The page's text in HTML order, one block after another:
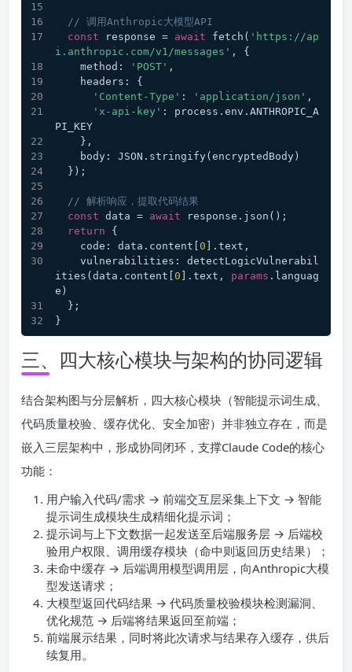
// 调用Anthropic大模型API
const response = await fetch( 'https://ap
i.anthropic.com/v1/messages' , {
    method:
'POST' ,
    headers: {
'Content-Type' : 'application/json' ,
'x-api-key' : process.env.ANTHROPIC_A
PI_KEY
    },
    body: JSON.stringify(encryptedBody)
  });
// 解析响应，提取代码结果
const data = await response.json();
return {
    code: data.content[
0 ].text,
ities(data.content[ 0 ].text, params .languag
e)
  };
}
三、四大核心模块与架构的协同逻辑
结合架构图与分层解析，四大核心模块（智能提示词生成、
代码质量校验、缓存优化、安全加密）并非独立存在，而是
嵌入三层架构中，形成协同闭环，支撑Claude Code的核心
功能：
用户输入代码/需求 → 前端交互层采集上下文 → 智能
提示词生成模块生成精细化提示词；
提示词与上下文数据一起发送至后端服务层 → 后端校
验用户权限、调用缓存模块（命中则返回历史结果）；
未命中缓存 → 后端调用模型调用层，向Anthropic大模
型发送请求；
大模型返回代码结果 → 代码质量校验模块检测漏洞、
优化规范 → 后端将结果返回至前端；
前端展示结果，同时将此次请求与结果存入缓存，供后
续复用。